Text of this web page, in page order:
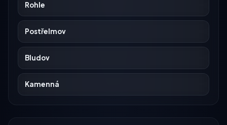
Rohle
Postřelmov
Bludov
Kamenná